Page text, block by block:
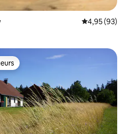
Évaluation
4,95 (93)
les plus appréciés